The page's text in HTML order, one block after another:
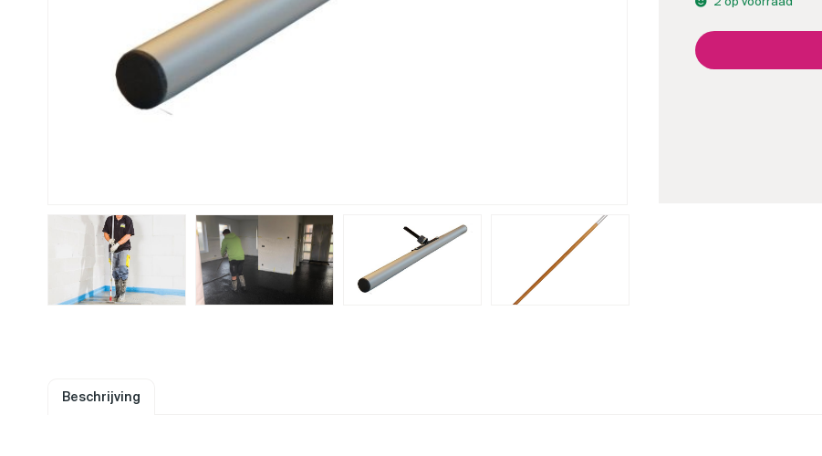
Beschrijving